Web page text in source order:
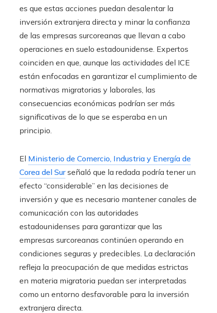
es que estas acciones puedan desalentar la
inversión extranjera directa y minar la confianza
de las empresas surcoreanas que llevan a cabo
operaciones en suelo estadounidense. Expertos
coinciden en que, aunque las actividades del ICE
están enfocadas en garantizar el cumplimiento de
normativas migratorias y laborales, las
consecuencias económicas podrían ser más
significativas de lo que se esperaba en un
principio.
El Ministerio de Comercio, Industria y Energía de
Corea del Surseñaló que la redada podría tener un
efecto “considerable” en las decisiones de
inversión y que es necesario mantener canales de
comunicación con las autoridades
estadounidenses para garantizar que las
empresas surcoreanas continúen operando en
condiciones seguras y predecibles. La declaración
refleja la preocupación de que medidas estrictas
en materia migratoria puedan ser interpretadas
como un entorno desfavorable para la inversión
extranjera directa.